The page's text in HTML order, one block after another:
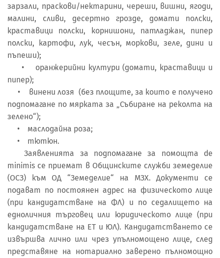
зарзали, праскови/нектарини, череши, вишни, ягоди,
малини, сливи, десертно грозде, домати полски,
краставици полски, корнишони, патладжан, пипер
полски, картофи, лук, чесън, моркови, зеле, дини и
пъпеши);
• оранжерийни култури (домати, краставици и
пипер);
• винени лозя (без площите, за които е получено
подпомагане по мярката за „Събиране на реколта на
зелено“);
• маслодайна роза;
• тютюн.
Заявленията за подпомагане за помощта de
minimis се приемат в Общинските служби земеделие
(ОСЗ) към ОД “Земеделие“ на МЗХ. Документи се
подават по постоянен адрес на физическото лице
(при кандидатстване на ФЛ) и по седалището на
едноличния търговец или юридическото лице (при
кандидатстване на ЕТ и ЮЛ). Кандидатстването се
извършва лично или чрез упълномощено лице, след
представяне на нотариално заверено пълномощно